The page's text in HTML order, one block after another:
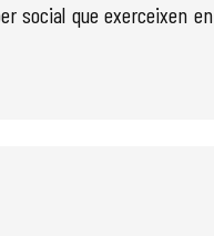
que exerceixen